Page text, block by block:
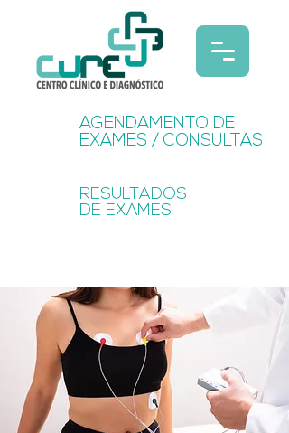
RESULTADOS
DE EXAMES
AGENDAMENTO DE
EXAMES / CONSULTAS